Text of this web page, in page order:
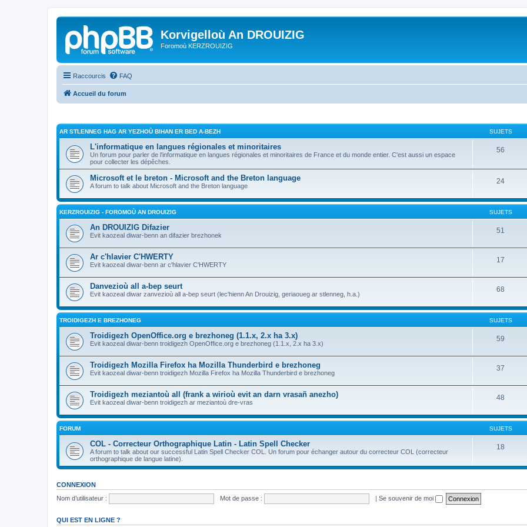
Korvigelloù An DROUIZIG
Foromoù KERZROUIZIG
Raccourcis FAQ
Accueil du forum
AR STLENNEG HAG AR YEZHOÙ BIHAN ER BED A-BEZH SUJETS
L'informatique en langues régionales et minoritaires
Un forum pour parler de l'informatique en langues régionales et minoritaires de France et du monde entier. C'est aussi un espace
pour collecter les dépêches.
56
Microsoft et le breton - Microsoft and the Breton language
A forum to talk about Microsoft and the Breton language
24
KERZROUIZIG - FOROMOÙ AN DROUIZIG SUJETS
An DROUIZIG Difazier
Evit kaozeal diwar-benn an difazier brezhonek
51
Ar c'hlavier C'HWERTY
Evit kaozeal diwar-benn ar c'hlavier C'HWERTY
17
Danvezioù all a-bep seurt
Evit kaozeal diwar zanvezioù all a-bep seurt (lec'hienn An Drouizig, geriaoueg ar stlenneg, h.a.)
68
TROIDIGEZH E BREZHONEG SUJETS
Troidigezh OpenOffice.org e brezhoneg (1.1.x, 2.x ha 3.x)
Evit kaozeal diwar-benn troidigezh OpenOffice.org e brezhoneg (1.1.x, 2.x ha 3.x)
59
Troidigezh Mozilla Firefox ha Mozilla Thunderbird e brezhoneg
Evit kaozeal diwar-benn troidigezh Mozilla Firefox ha Mozilla Thunderbird e brezhoneg
37
Troidigezh meziantoù all (frank a wirioù evit an darn vrasañ anezho)
Evit kaozeal diwar-benn troidigezh ar meziantoù dre-vras
48
FORUM SUJETS
COL - Correcteur Orthographique Latin - Latin Spell Checker
A forum to talk about our successful Latin Spell Checker COL. Un forum pour échanger autour du correcteur COL (correcteur
orthographique de langue latine).
18
CONNEXION
Nom d’utilisateur :
Mot de passe : | Se souvenir de moi
QUI EST EN LIGNE ?